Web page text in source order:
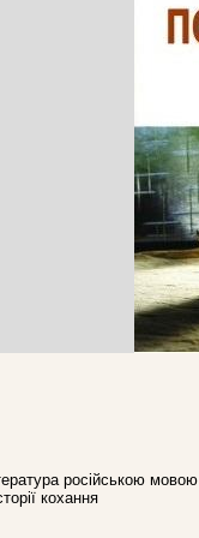
російською мовою
кохання